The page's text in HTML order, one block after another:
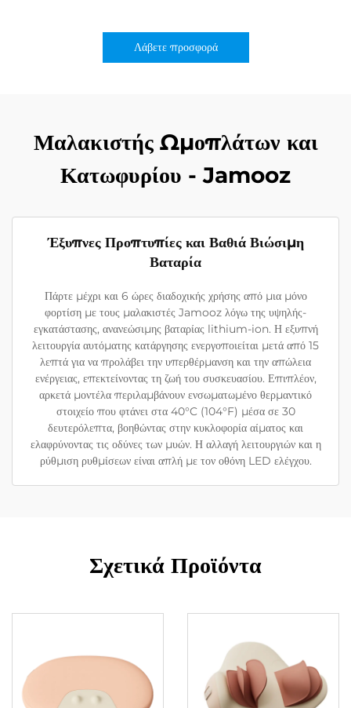
Λάβετε προσφορά
Μαλακιστής Ωμοπλάτων και
Κατωφυρίου - Jamooz
Έξυπνες Προπτυπίες και Βαθιά Βιώσιμη
Βαταρία
Πάρτε μέχρι και 6 ώρες διαδοχικής χρήσης από μια μόνο
φορτίση με τους μαλακιστές Jamooz λόγω της υψηλής-
εγκατάστασης, ανανεώσιμης βαταρίας lithium-ion. Η εξυπνή
λειτουργία αυτόματης κατάργησης ενεργοποιείται μετά από 15
λεπτά για να προλάβει την υπερθέρμανση και την απώλεια
ενέργειας, επεκτείνοντας τη ζωή του συσκευασίου. Επιπλέον,
αρκετά μοντέλα περιλαμβάνουν ενσωματωμένο θερμαντικό
στοιχείο που φτάνει στα 40°C (104°F) μέσα σε 30
δευτερόλεπτα, βοηθώντας στην κυκλοφορία αίματος και
ελαφρύνοντας τις οδύνες των μυών. Η αλλαγή λειτουργιών και η
ρύθμιση ρυθμίσεων είναι απλή με τον οθόνη LED ελέγχου.
Σχετικά Προϊόντα